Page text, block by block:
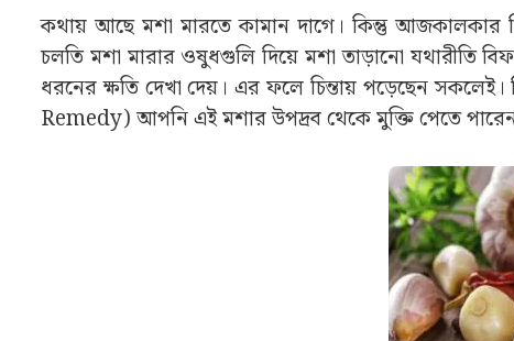
কথায় আছে মশা মারতে কামান দাগে। কিন্তু আজকালকার
চলতি মশা মারার ওষুধগুলি দিয়ে মশা তাড়ানো যথারীতি
ধরনের ক্ষতি দেখা দেয়। এর ফলে চিন্তায় পড়েছেন
Remedy) আপনি এই মশার উপদ্রব থেকে মুক্তি পেতে